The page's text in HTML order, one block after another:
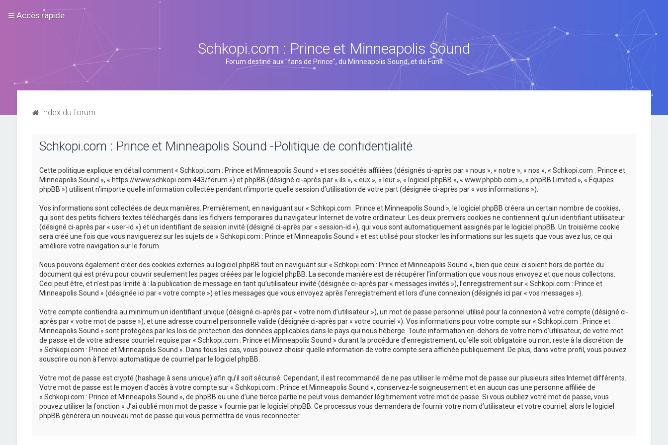
Accès rapide
Schkopi.com : Prince et Minneapolis Sound
Forum destiné aux "fans de Prince", du Minneapolis Sound, et du Funk
Index du forum
Schkopi.com : Prince et Minneapolis Sound -Politique de confidentialité
Cette politique explique en détail comment « Schkopi.com : Prince et Minneapolis Sound » et ses sociétés affiliées (désignés ci-après par « nous », « notre », « nos », « Schkopi.com : Prince et
Minneapolis Sound », « https://www.schkopi.com:443/forum ») et phpBB (désigné ci-après par « ils », « eux », « leur », « logiciel phpBB », « www.phpbb.com », « phpBB Limited », « Équipes
phpBB ») utilisent n’importe quelle information collectée pendant n’importe quelle session d’utilisation de votre part (désignée ci-après par « vos informations »).
Vos informations sont collectées de deux manières. Premièrement, en naviguant sur « Schkopi.com : Prince et Minneapolis Sound », le logiciel phpBB créera un certain nombre de cookies,
qui sont des petits fichiers textes téléchargés dans les fichiers temporaires du navigateur Internet de votre ordinateur. Les deux premiers cookies ne contiennent qu’un identifiant utilisateur
(désigné ci-après par « user-id ») et un identifiant de session invité (désigné ci-après par « session-id »), qui vous sont automatiquement assignés par le logiciel phpBB. Un troisième cookie
sera créé une fois que vous naviguerez sur les sujets de « Schkopi.com : Prince et Minneapolis Sound » et est utilisé pour stocker les informations sur les sujets que vous avez lus, ce qui
améliore votre navigation sur le forum.
Nous pouvons également créer des cookies externes au logiciel phpBB tout en naviguant sur « Schkopi.com : Prince et Minneapolis Sound », bien que ceux-ci soient hors de portée du
document qui est prévu pour couvrir seulement les pages créées par le logiciel phpBB. La seconde manière est de récupérer l’information que vous nous envoyez et que nous collectons.
Ceci peut être, et n’est pas limité à : la publication de message en tant qu’utilisateur invité (désignée ci-après par « messages invités »), l’enregistrement sur « Schkopi.com : Prince et
Minneapolis Sound » (désignée ici par « votre compte ») et les messages que vous envoyez après l’enregistrement et lors d’une connexion (désignés ici par « vos messages »).
Votre compte contiendra au minimum un identifiant unique (désigné ci-après par « votre nom d’utilisateur »), un mot de passe personnel utilisé pour la connexion à votre compte (désigné ci-
après par « votre mot de passe »), et une adresse courriel personnelle valide (désignée ci-après par « votre courriel »). Vos informations pour votre compte sur « Schkopi.com : Prince et
Minneapolis Sound » sont protégées par les lois de protection des données applicables dans le pays qui nous héberge. Toute information en-dehors de votre nom d’utilisateur, de votre mot
de passe et de votre adresse courriel requise par « Schkopi.com : Prince et Minneapolis Sound » durant la procédure d’enregistrement, qu’elle soit obligatoire ou non, reste à la discrétion de
« Schkopi.com : Prince et Minneapolis Sound ». Dans tous les cas, vous pouvez choisir quelle information de votre compte sera affichée publiquement. De plus, dans votre profil, vous pouvez
souscrire ou non à l’envoi automatique de courriel par le logiciel phpBB.
Votre mot de passe est crypté (hashage à sens unique) afin qu’il soit sécurisé. Cependant, il est recommandé de ne pas utiliser le même mot de passe sur plusieurs sites Internet différents.
Votre mot de passe est le moyen d’accès à votre compte sur « Schkopi.com : Prince et Minneapolis Sound », conservez-le soigneusement et en aucun cas une personne affiliée de
« Schkopi.com : Prince et Minneapolis Sound », de phpBB ou une d’une tierce partie ne peut vous demander légitimement votre mot de passe. Si vous oubliez votre mot de passe, vous
pouvez utiliser la fonction « J’ai oublié mon mot de passe » fournie par le logiciel phpBB. Ce processus vous demandera de fournir votre nom d’utilisateur et votre courriel, alors le logiciel
phpBB générera un nouveau mot de passe qui vous permettra de vous reconnecter.